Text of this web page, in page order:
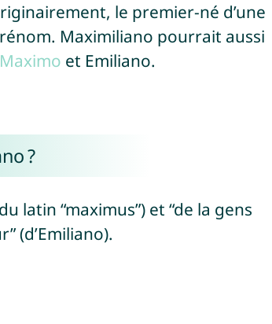
le premier-né d’une
Maximiliano pourrait aussi
Maximo et Emiliano.
?
latin “maximus”) et “de la gens
(d’Emiliano).